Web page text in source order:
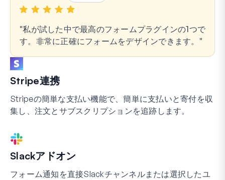
私が試した中で最高のフォームプラグインの1つで
す。非常に正確にフォームをデザインできます。
Stripe連携
Stripeの簡単な支払い機能で、簡単に支払いと寄付を収
集し、注文とサブスクリプションを追跡します。
Slackアドオン
フォーム通知を直接Slackチャンネルまたは選択したユ